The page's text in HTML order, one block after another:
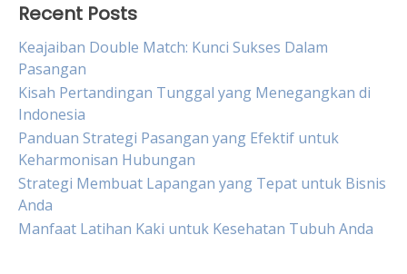
Recent Posts
Keajaiban Double Match: Kunci Sukses Dalam
Pasangan
Kisah Pertandingan Tunggal yang Menegangkan di
Indonesia
Panduan Strategi Pasangan yang Efektif untuk
Keharmonisan Hubungan
Strategi Membuat Lapangan yang Tepat untuk Bisnis
Anda
Manfaat Latihan Kaki untuk Kesehatan Tubuh Anda